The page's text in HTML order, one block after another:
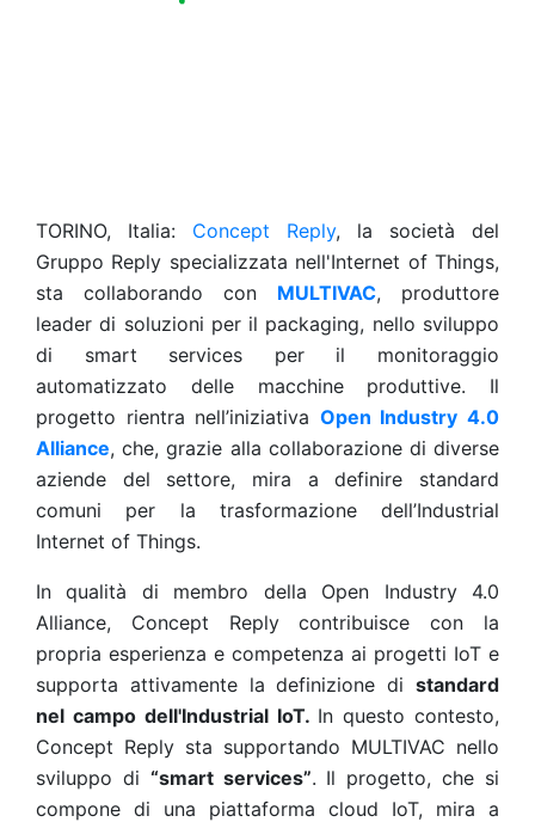
TORINO, Italia: Concept Reply, la società del
Gruppo Reply specializzata nell'Internet of Things,
sta collaborando con MULTIVAC, produttore
leader di soluzioni per il packaging, nello sviluppo
di smart services per il monitoraggio
automatizzato delle macchine produttive. Il
progetto rientra nell’iniziativa Open Industry 4.0
Alliance, che, grazie alla collaborazione di diverse
aziende del settore, mira a definire standard
comuni per la trasformazione dell’Industrial
Internet of Things.
In qualità di membro della Open Industry 4.0
Alliance, Concept Reply contribuisce con la
propria esperienza e competenza ai progetti IoT e
supporta attivamente la definizione di standard
nel campo dell'Industrial IoT. In questo contesto,
Concept Reply sta supportando MULTIVAC nello
sviluppo di “smart services”. Il progetto, che si
compone di una piattaforma cloud IoT, mira a